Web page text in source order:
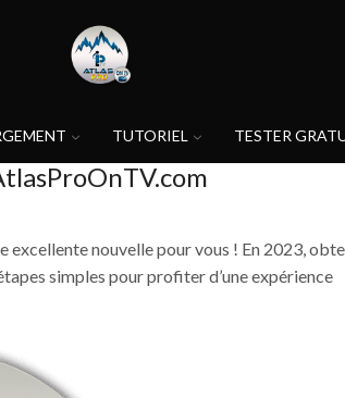
TUTORIEL TESTER
excellente nouvelle pour vous ! En 2023,
simples pour profiter d’une expérience